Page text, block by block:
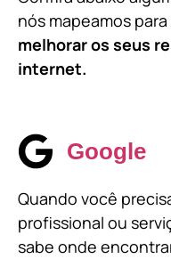
nós mapeamos
melhorar os seus
internet.
Google
Quando você
profissional ou
sabe onde